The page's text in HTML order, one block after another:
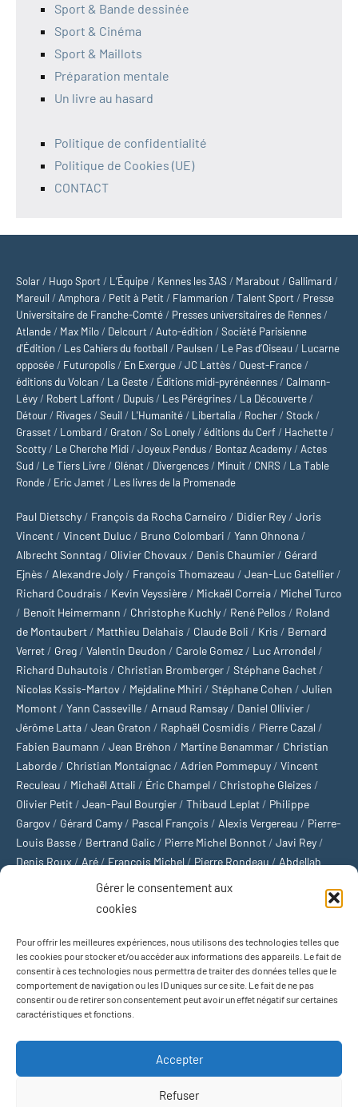
Gérer le consentement aux
cookies
Pour offrir les meilleures expériences, nous utilisons des technologies telles que
les cookies pour stocker et/ou accéder aux informations des appareils. Le fait de
consentir à ces technologies nous permettra de traiter des données telles que le
comportement de navigation ou les ID uniques sur ce site. Le fait de ne pas
consentir ou de retirer son consentement peut avoir un effet négatif sur certaines
caractéristiques et fonctions.
Accepter
Refuser
Sport & Bande dessinée
Sport & Cinéma
Sport & Maillots
Préparation mentale
Un livre au hasard
Politique de confidentialité
Politique de Cookies (UE)
CONTACT
Solar / Hugo Sport / L’Équipe / Kennes les 3AS / Marabout / Gallimard /
Mareuil / Amphora / Petit à Petit / Flammarion /Talent Sport / Presse
Universitaire de Franche-Comté / Presses universitaires de Rennes /
Atlande / Max Milo / Delcourt / Auto-édition /Société Parisienne
d'Édition / Les Cahiers du football / Paulsen / Le Pas d’Oiseau / Lucarne
opposée / Futuropolis / En Exergue /JC Lattès / Ouest-France /
éditions du Volcan / La Geste / Éditions midi-pyrénéennes / Calmann-
Lévy / Robert Laffont / Dupuis / Les Pérégrines / La Découverte /
Détour / Rivages /Seuil / L'Humanité / Libertalia / Rocher /Stock /
Grasset / Lombard / Graton /So Lonely /éditions du Cerf / Hachette /
Scotty / Le Cherche Midi /Joyeux Pendus / Bontaz Academy / Actes
Sud / Le Tiers Livre / Glénat / Divergences / Minuit / CNRS / La Table
Ronde / Eric Jamet / Les livres de la Promenade
Paul Dietschy / François da Rocha Carneiro / Didier Rey / Joris
Vincent / Vincent Duluc / Bruno Colombari / Yann Ohnona /
Albrecht Sonntag / Olivier Chovaux / Denis Chaumier / Gérard
Ejnès / Alexandre Joly / François Thomazeau / Jean-Luc Gatellier /
Richard Coudrais / Kevin Veyssière / Mickaël Correia / Michel Turco
/ Benoît Heimermann / Christophe Kuchly / René Pellos / Roland
de Montaubert / Matthieu Delahais / Claude Boli / Kris / Bernard
Verret / Greg / Valentin Deudon / Carole Gomez / Luc Arrondel /
Richard Duhautois / Christian Bromberger / Stéphane Gachet /
Nicolas Kssis-Martov / Mejdaline Mhiri / Stéphane Cohen / Julien
Momont / Yann Casseville / Arnaud Ramsay / Daniel Ollivier /
Jérôme Latta / Jean Graton / Raphaël Cosmidis / Pierre Cazal /
Fabien Baumann / Jean Bréhon / Martine Benammar / Christian
Laborde / Christian Montaignac / Adrien Pommepuy / Vincent
Reculeau / Michaël Attali / Éric Champel / Christophe Gleizes /
Olivier Petit / Jean-Paul Bourgier / Thibaud Leplat / Philippe
Gargov / Gérard Camy / Pascal François / Alexis Vergereau / Pierre-
Louis Basse / Bertrand Galic / Pierre Michel Bonnot / Javi Rey /
Denis Roux / Aré / François Michel / Pierre Rondeau / Abdellah
Michaël Delépine
Football/ Cyclisme/Tous les sports/Jeux olympiques/Rugby/
Basket-ball/Sports US/Boxe/Tennis/Bateaux/Formule 1/
Moto/Natation/Sports d'hiver/Marathon/Trail/Automobile
Baseball/Golf/Athlétisme
Football gaélique
Sports de combat